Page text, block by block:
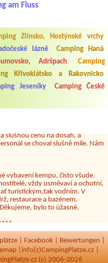
am Fluss
Zlínsko, Hostýnské vrchy
lázně
Camping Haná
Adršpach
Camping
Křivoklátsko a Rakovnicko
Jeseníky
Camping České
Kemp jako takový je pěkný.
papír i utěrky, což při
V kempu je obchod a
nás ale velice zklamalo byl
bezohlednost ostatních
jak na pouti- z každého koutu
rámus jsme ještě nezažili...
čisté,koupání super.
slušnou cenu na dosah, a
se choval slušně mile. Nám
vybavení kempu, čisto všude.
vždy usměvaví a ochotní,
turistickým,tak vodním. V
restaurace a bazénem,
bylo to úžasné.
milý a ochotní majitelé, dobré
špekačků😄. Velké množství
dovolená 🤩🤩
Facebook Bewertungen
info(z)CampingPlatze.cz |
(c) 2006-2026